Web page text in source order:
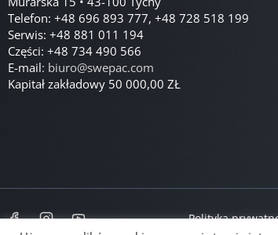
Telefon: +48 696 893 777, +48 728 518 199
Serwis: +48 881 011 194
Części: +48 734 490 566
E-mail: biuro@swepac.com
Kapitał zakładowy 50 000,00 ZŁ
Polityka